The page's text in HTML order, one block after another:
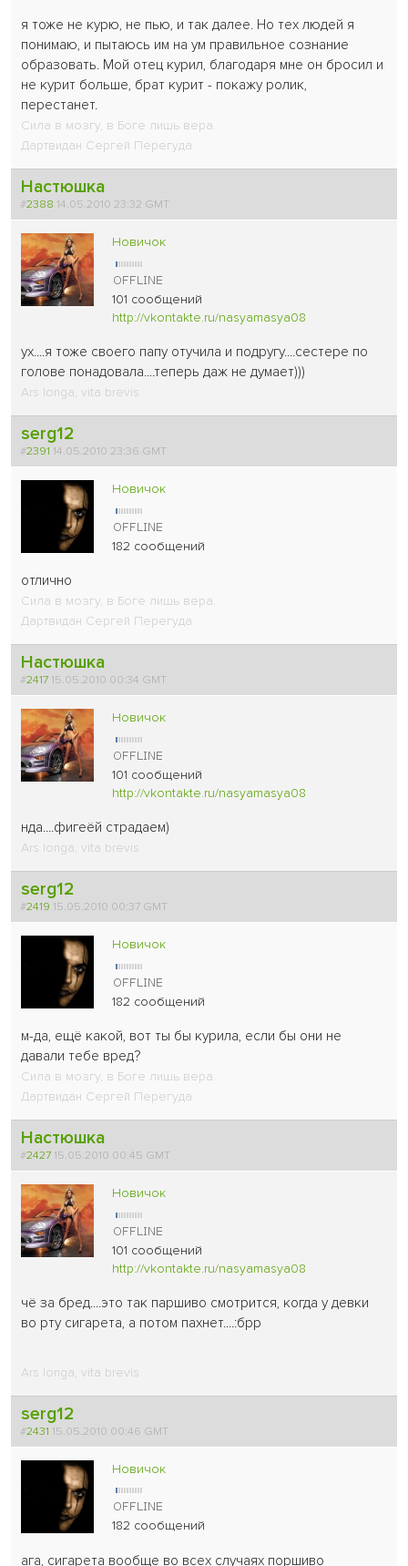
я тоже не курю, не пью, и так далее. Но тех людей я
понимаю, и пытаюсь им на ум правильное сознание
образовать. Мой отец курил, благодаря мне он бросил и
не курит больше, брат курит - покажу ролик,
перестанет.
Сила в мозгу, в Боге лишь вера.
Дартвидан Сергей Перегуда
Настюшка
#2388 14.05.2010 23:32 GMT
Новичок
101 сообщений
http://vkontakte.ru/nasyamasya08
ух....я тоже своего папу отучила и подругу....сестере по
голове понадовала....теперь даж не думает)))
Ars longa, vita brevis
serg12
#2391 14.05.2010 23:36 GMT
Новичок
182 сообщений
отлично
Сила в мозгу, в Боге лишь вера.
Дартвидан Сергей Перегуда
Настюшка
#2417 15.05.2010 00:34 GMT
Новичок
101 сообщений
http://vkontakte.ru/nasyamasya08
нда....фигеёй страдаем)
Ars longa, vita brevis
serg12
#2419 15.05.2010 00:37 GMT
Новичок
182 сообщений
м-да, ещё какой, вот ты бы курила, если бы они не
давали тебе вред?
Сила в мозгу, в Боге лишь вера.
Дартвидан Сергей Перегуда
Настюшка
#2427 15.05.2010 00:45 GMT
Новичок
101 сообщений
http://vkontakte.ru/nasyamasya08
чё за бред....это так паршиво смотрится, когда у девки
во рту сигарета, а потом пахнет....:брр
Ars longa, vita brevis
serg12
#2431 15.05.2010 00:46 GMT
Новичок
182 сообщений
ага, сигарета вообще во всех случаях поршиво